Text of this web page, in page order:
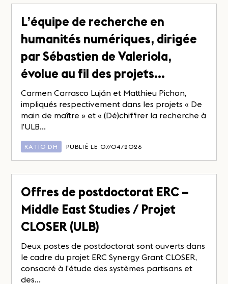
L’équipe de recherche en
humanités numériques, dirigée
par Sébastien de Valeriola,
évolue au fil des projets…
Carmen Carrasco Luján et Matthieu Pichon,
impliqués respectivement dans les projets « De
main de maître » et « (Dé)chiffrer la recherche à
l’ULB...
RATIO DH PUBLIÉ LE 07/04/2026
Offres de postdoctorat ERC –
Middle East Studies / Projet
CLOSER (ULB)
Deux postes de postdoctorat sont ouverts dans
le cadre du projet ERC Synergy Grant CLOSER,
consacré à l’étude des systèmes partisans et
des...